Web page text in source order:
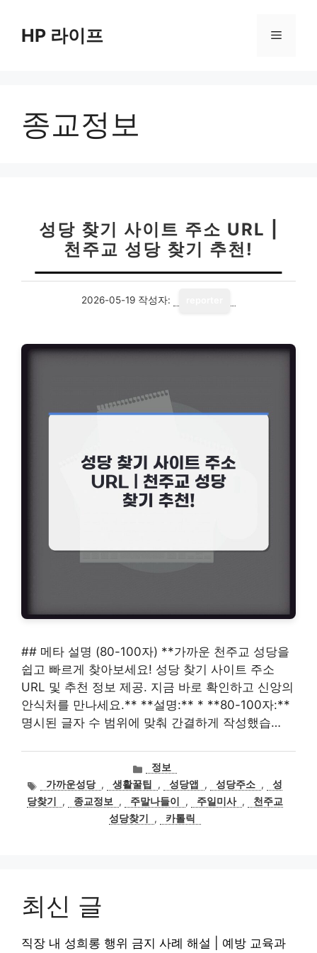
HP 라이프 메
종교정보
성당 찾기 사이트 주소 URL |
천주교 성당 찾기 추천!
2026-05-19 작성자:
## 메타 설명 (80-100자) **가까운 천주교 성당을
쉽고 빠르게 찾아보세요! 성당 찾기 사이트 주소
URL 및 추천 정보 제공. 지금 바로 확인하고 신앙의
안식처를 만나세요.** **설명:** * **80-100자:**
명시된 글자 수 범위에 맞춰 간결하게 작성했습…
카
테
고
리
정보
태
그
가까운성당 , 생활꿀팁 , 성당앱 , 성당주소 ,
성
당찾기
, 종교정보 , 주말나들이 , 주일미사 ,
천주교
성당찾기
, 카톨릭
최신 글
직장 내 성희롱 행위 금지 사례 해설 | 예방 교육과